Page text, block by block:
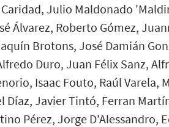
Julio Maldonado
Álvarez, Roberto Gómez,
Brotons, José Damián
Duro, Juan Félix Sanz,
Isaac Fouto, Raúl Varela,
Díaz, Javier Tintó, Ferran
Pérez, Jorge D'Alessandro,